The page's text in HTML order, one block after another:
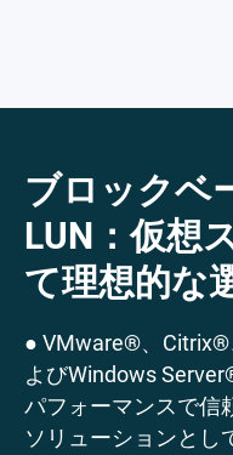
ブロックベ
LUN：仮想
て理想的な
● VMware®、
よびWindows
パフォーマンスで信
ソリューションとし